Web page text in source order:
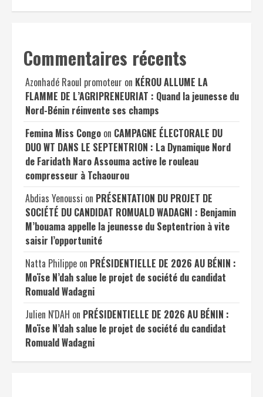
Commentaires récents
Azonhadé Raoul promoteur on KÉROU ALLUME LA
FLAMME DE L’AGRIPRENEURIAT : Quand la jeunesse du
Nord-Bénin réinvente ses champs
Femina Miss Congo on CAMPAGNE ÉLECTORALE DU
DUO WT DANS LE SEPTENTRION : La Dynamique Nord
de Faridath Naro Assouma active le rouleau
compresseur à Tchaourou
Abdias Yenoussi on PRÉSENTATION DU PROJET DE
SOCIÉTÉ DU CANDIDAT ROMUALD WADAGNI : Benjamin
M’bouama appelle la jeunesse du Septentrion à vite
saisir l’opportunité
Natta Philippe on PRÉSIDENTIELLE DE 2026 AU BÉNIN :
Moïse N’dah salue le projet de société du candidat
Romuald Wadagni
Julien N'DAH on PRÉSIDENTIELLE DE 2026 AU BÉNIN :
Moïse N’dah salue le projet de société du candidat
Romuald Wadagni